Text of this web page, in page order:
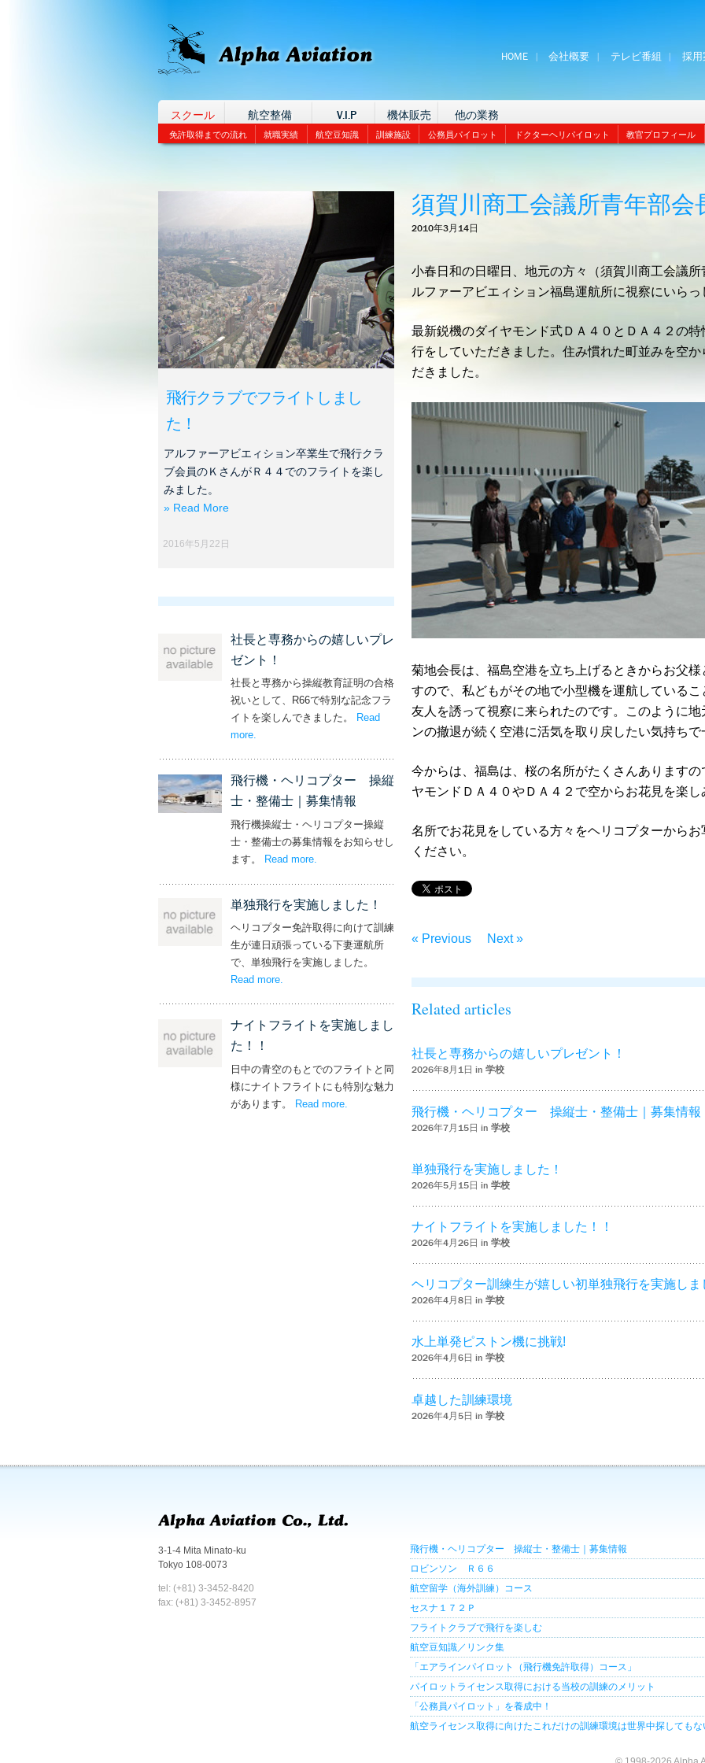
HOME 会社概要 テレビ番組 採用
スクール 航空整備 V.I.P 機体販売 他の業務
免許取得までの流れ 就職実績 航空豆知識 訓練施設 公務員パイロット ドクターヘリパイロット 教官プロフィール
須賀川商工会議所青年部
2010年3月14日
小春日和の日曜日、地元の方々（須賀川商工会議
ルファーアビエィション福島運航所に視察にいら
最新鋭機のダイヤモンド式ＤＡ４０とＤＡ４２の
行をしていただきました。住み慣れた町並みを空
だきました。
菊地会長は、福島空港を立ち上げるときからお父
すので、私どもがその地で小型機を運航している
友人を誘って視察に来られたのです。このように
ンの撤退が続く空港に活気を取り戻したい気持ちで
今からは、福島は、桜の名所がたくさんあります
ヤモンドＤＡ４０やＤＡ４２で空からお花見を楽
名所でお花見をしている方々をヘリコプターから
ください。
« Previous Next »
飛行クラブでフライトしまし
た！
アルファーアビエィション卒業生で飛行クラ
ブ会員のＫさんがＲ４４でのフライトを楽し
みました。
» Read More
2016年5月22日
社長と専務からの嬉しいプレ
ゼント！
社長と専務から操縦教育証明の合格
祝いとして、R66で特別な記念フラ
イトを楽しんできました。
Read
more– ‘社長と専務からの嬉しいプレゼント！’
.
飛行機・ヘリコプター 操縦
士・整備士｜募集情報
飛行機操縦士・ヘリコプター操縦
士・整備士の募集情報をお知らせし
ます。
Read more – ‘飛行機・ヘリコプター 操縦士・整備士｜募集情報’
単独飛行を実施しました！
ヘリコプター免許取得に向けて訓練
生が連日頑張っている下妻運航所
で、単独飛行を実施しました。
Read more– ‘単独飛行を実施しました！’
.
ナイトフライトを実施しまし
た！！
日中の青空のもとでのフライトと同
様にナイトフライトにも特別な魅力
があります。 Read more – ‘ナイトフライトを実施しました！！’
Related articles
社長と専務からの嬉しいプレゼント！
2026年8月1日 in 学校
飛行機・ヘリコプター 操縦士・整備士｜募集情報
2026年7月15日 in 学校
単独飛行を実施しました！
2026年5月15日 in 学校
ナイトフライトを実施しました！！
2026年4月26日 in 学校
ヘリコプター訓練生が嬉しい初単独飛行を実施しま
2026年4月8日 in 学校
水上単発ピストン機に挑戦!
2026年4月6日 in 学校
卓越した訓練環境
2026年4月5日 in 学校
3-1-4 Mita Minato-ku
Tokyo 108-0073
tel: (+81) 3-3452-8420
fax: (+81) 3-3452-8957
飛行機・ヘリコプター 操縦士・整備士｜募集情報
ロビンソン Ｒ６６
航空留学（海外訓練）コース
セスナ１７２Ｐ
フライトクラブで飛行を楽しむ
航空豆知識／リンク集
「エアラインパイロット（飛行機免許取得）コース」
パイロットライセンス取得における当校の訓練のメリット
「公務員パイロット」を養成中！
航空ライセンス取得に向けたこれだけの訓練環境は世界中探してもな